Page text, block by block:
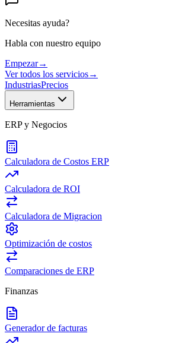
Necesitas ayuda?
Habla con nuestro equipo
Empezar→
Ver todos los servicios→
IndustriasPrecios
Herramientas
ERP y Negocios
Calculadora de Costos ERP
Calculadora de ROI
Calculadora de Migracion
Optimización de costos
Comparaciones de ERP
Finanzas
Generador de facturas